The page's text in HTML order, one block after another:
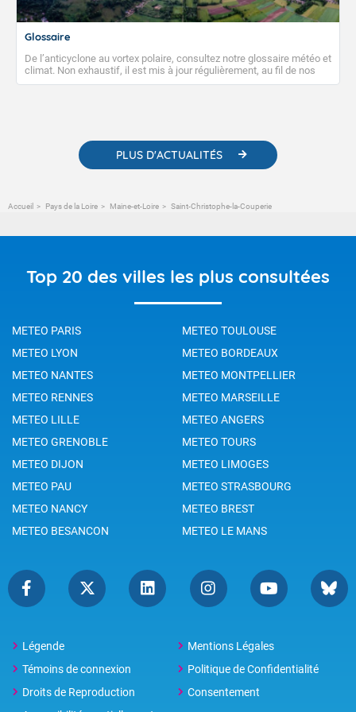
Glossaire
De l’anticyclone au vortex polaire, consultez notre glossaire météo et
climat. Non exhaustif, il est mis à jour régulièrement, au fil de nos
publications. Vous y trouverez également des liens utiles vers nos
PLUS D'ACTUALITÉS
Accueil Pays de la Loire Maine-et-Loire Saint-Christophe-la-Couperie
Top 20 des villes les plus consultées
METEO PARIS
METEO TOULOUSE
METEO LYON
METEO BORDEAUX
METEO NANTES
METEO MONTPELLIER
METEO RENNES
METEO MARSEILLE
METEO LILLE
METEO ANGERS
METEO GRENOBLE
METEO TOURS
METEO DIJON
METEO LIMOGES
METEO PAU
METEO STRASBOURG
METEO NANCY
METEO BREST
METEO BESANCON
METEO LE MANS
Légende
Mentions Légales
Témoins de connexion
Politique de Confidentialité
Droits de Reproduction
Consentement